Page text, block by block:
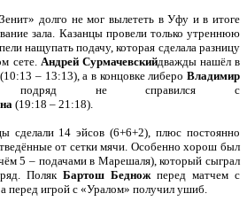
долго не мог вылететь в Уфу и в итоге
зала. Казанцы провели только утреннюю
нащупать подачу, которая сделала разницу
сете. Андрей Сурмачевскийдважды нашёл в
(10:13 – 13:13), а в концовке либероВладимир
не справился с
(19:18 – 21:18).
сделали 14 эйсов (6+6+2), плюс постоянно
от сетки мячи. Особенно хорош был
5 – подачами в Марешаля), который сыграл
Поляк Бартош Бедножперед матчем с
перед игрой с «Уралом» получил ушиб.